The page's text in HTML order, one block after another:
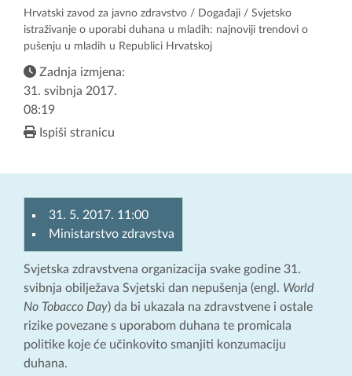
Hrvatski zavod za javno zdravstvo / Događaji / Svjetsko
istraživanje o uporabi duhana u mladih: najnoviji trendovi o
pušenju u mladih u Republici Hrvatskoj
Zadnja izmjena:
31. svibnja 2017.
08:19
Ispiši stranicu
31. 5. 2017. 11:00
Ministarstvo zdravstva
Svjetska zdravstvena organizacija svake godine 31.
svibnja obilježava Svjetski dan nepušenja (engl. World
No Tobacco Day) da bi ukazala na zdravstvene i ostale
rizike povezane s uporabom duhana te promicala
politike koje će učinkovito smanjiti konzumaciju
duhana.